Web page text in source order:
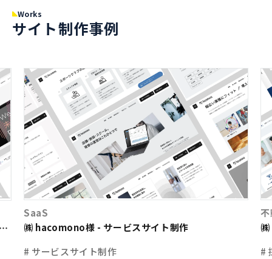
Works
サイト制作事例
SaaS
㈱ hacomono様 - サービスサイト制作
# サービスサイト制作
#